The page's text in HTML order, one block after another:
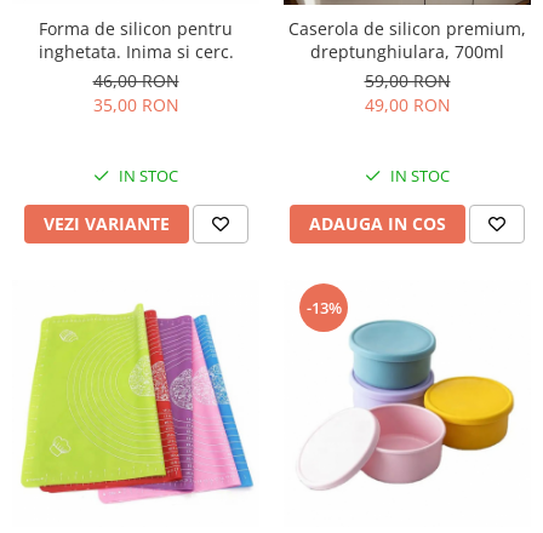
Forma de silicon pentru
inghetata. Inima si cerc.
46,00 RON
35,00 RON
IN STOC
VEZI VARIANTE
Caserola de silicon premium,
dreptunghiulara, 700ml
59,00 RON
49,00 RON
IN STOC
ADAUGA IN COS
-13%